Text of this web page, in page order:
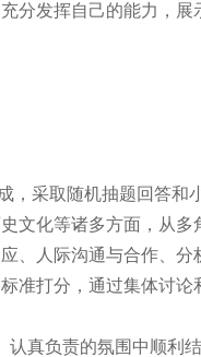
分发挥自己的能力，展
，采取随机抽题回答和
文化等诸多方面，从多
、人际沟通与合作、分
准打分，通过集体讨论
真负责的氛围中顺利